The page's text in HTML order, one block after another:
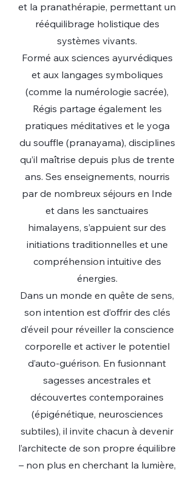
et la pranathérapie, permettant un
rééquilibrage holistique des
systèmes vivants.
Formé aux sciences ayurvédiques
et aux langages symboliques
(comme la numérologie sacrée),
Régis partage également les
pratiques méditatives et le yoga
du souffle (pranayama), disciplines
qu’il maîtrise depuis plus de trente
ans. Ses enseignements, nourris
par de nombreux séjours en Inde
et dans les sanctuaires
himalayens, s’appuient sur des
initiations traditionnelles et une
compréhension intuitive des
énergies.
Dans un monde en quête de sens,
son intention est d’offrir des clés
d’éveil pour réveiller la conscience
corporelle et activer le potentiel
d’auto-guérison. En fusionnant
sagesses ancestrales et
découvertes contemporaines
(épigénétique, neurosciences
subtiles), il invite chacun à devenir
l’architecte de son propre équilibre
– non plus en cherchant la lumière,